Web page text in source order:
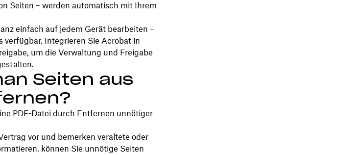
Seiten – werden automatisch mit Ihrem
einfach auf jedem Gerät bearbeiten –
verfügbar. Integrieren Sie Acrobat in
um die Verwaltung und Freigabe
Seiten aus
PDF-Datei durch Entfernen unnötiger
vor und bemerken veraltete oder
können Sie unnötige Seiten